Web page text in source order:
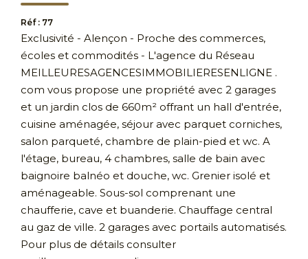
Réf : 77
Exclusivité - Alençon - Proche des commerces,
écoles et commodités - L'agence du Réseau
MEILLEURESAGENCESIMMOBILIERESENLIGNE .
com vous propose une propriété avec 2 garages
et un jardin clos de 660m² offrant un hall d'entrée,
cuisine aménagée, séjour avec parquet corniches,
salon parqueté, chambre de plain-pied et wc. A
l'étage, bureau, 4 chambres, salle de bain avec
baignoire balnéo et douche, wc. Grenier isolé et
aménageable. Sous-sol comprenant une
chaufferie, cave et buanderie. Chauffage central
au gaz de ville. 2 garages avec portails automatisés.
Pour plus de détails consulter